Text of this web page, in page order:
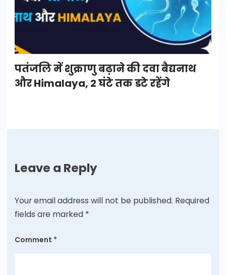
पतंजलि में शुक्राणु बढ़ाने की दवा बैद्यनाथ
और Himalaya, 2 घंटे तक डटे रहेंगे
Leave a Reply
Your email address will not be published. Required
fields are marked *
Comment *